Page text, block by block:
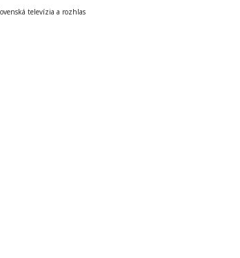
televízia a rozhlas